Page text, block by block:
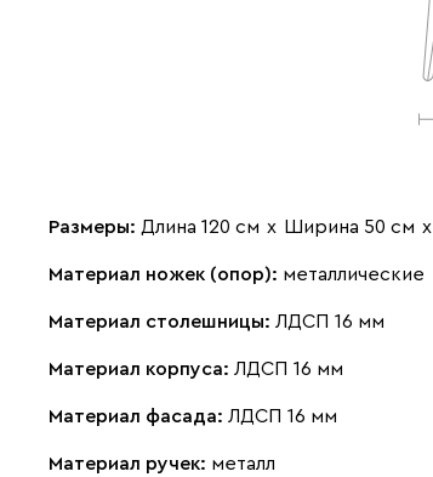
Размеры: Длина 120 см х Ширина 50 см х
Материал ножек (опор): металлические
Материал столешницы: ЛДСП 16 мм
Материал корпуса: ЛДСП 16 мм
Материал фасада: ЛДСП 16 мм
Материал ручек: металл